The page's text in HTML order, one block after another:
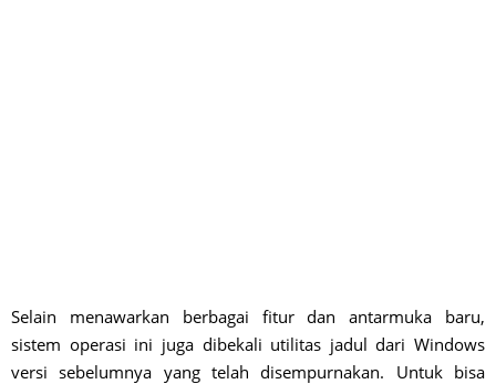
Selain menawarkan berbagai fitur dan antarmuka baru,
sistem operasi ini juga dibekali utilitas jadul dari Windows
versi sebelumnya yang telah disempurnakan. Untuk bisa